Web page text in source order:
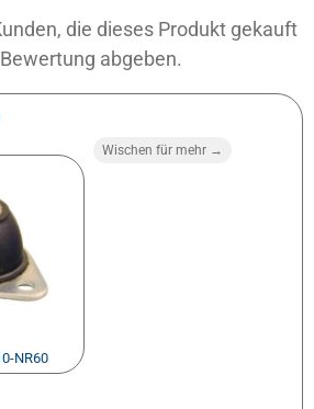
die dieses Produkt gekauft
abgeben.
Wischen für mehr →
NR60